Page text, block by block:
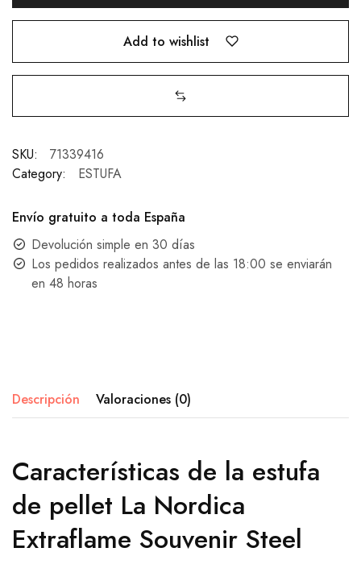
Add to wishlist
SKU:
71339416
Category:
ESTUFA
Envío gratuito a toda España
Devolución simple en 30 días
Los pedidos realizados antes de las 18:00 se enviarán
en 48 horas
Descripción Valoraciones (0)
Características de la estufa
de pellet La Nordica
Extraflame Souvenir Steel